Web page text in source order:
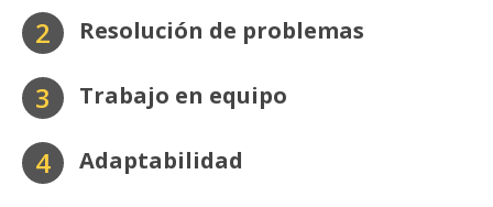
2 Resolución de problemas
3 Trabajo en equipo
4 Adaptabilidad